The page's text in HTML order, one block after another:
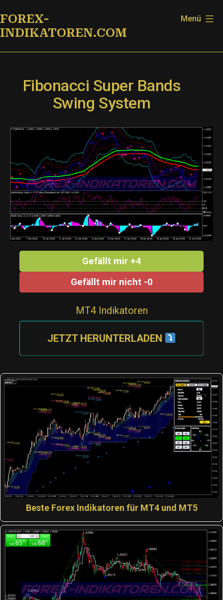
Inhalt
springen
FOREX-
INDIKATOREN.COM
Menü
Fibonacci Super Bands
Swing System
Gefällt mir +4
Gefällt mir nicht -0
MT4 Indikatoren
JETZT HERUNTERLADEN
Beste Forex Indikatoren für MT4 und MT5